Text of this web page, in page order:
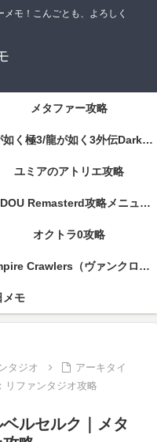
モ！こんごとも、よろしく
メタファー攻略
龍が如く極3/龍が如く3外伝DarkTies攻略
ユミアのアトリエ攻略
RAIDOU Remasterd攻略メニューページ
オクトラ0攻略
Vampire Crawlers（ヴァンクロ）攻略
メモ
タジオ
アーキタイ
リファンタジオ攻略
ルセルク｜メタ